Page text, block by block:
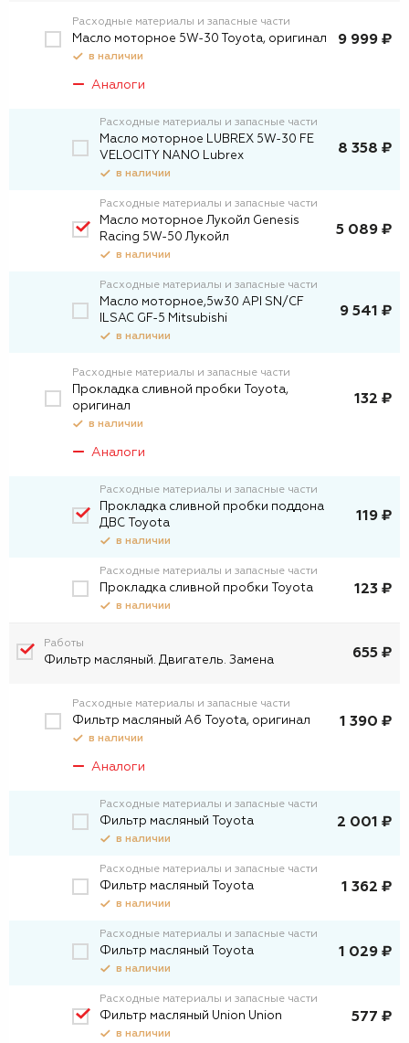
Расходные материалы и запасные части
Масло моторное 5W-30 Toyota, оригинал
в наличии
9 999 ₽
Аналоги
Расходные материалы и запасные части
Масло моторное LUBREX 5W-30 FE
VELOCITY NANO Lubrex
в наличии
8 358 ₽
Расходные материалы и запасные части
Масло моторное Лукойл Genesis
Racing 5W-50 Лукойл
в наличии
5 089 ₽
Расходные материалы и запасные части
Масло моторное,5w30 API SN/CF
ILSAC GF-5 Mitsubishi
в наличии
9 541 ₽
Расходные материалы и запасные части
Прокладка сливной пробки Toyota,
оригинал
в наличии
132 ₽
Аналоги
Расходные материалы и запасные части
Прокладка сливной пробки поддона
ДВС Toyota
в наличии
119 ₽
Расходные материалы и запасные части
Прокладка сливной пробки Toyota
в наличии
123 ₽
Работы
Фильтр масляный. Двигатель. Замена 655 ₽
Расходные материалы и запасные части
Фильтр масляный А6 Toyota, оригинал
в наличии
1 390 ₽
Аналоги
Расходные материалы и запасные части
Фильтр масляный Toyota
в наличии
2 001 ₽
Расходные материалы и запасные части
Фильтp масляный Toyota
в наличии
1 362 ₽
Расходные материалы и запасные части
Фильтр масляный Toyota
в наличии
1 029 ₽
Расходные материалы и запасные части
Фильтр масляный Union Union
в наличии
577 ₽